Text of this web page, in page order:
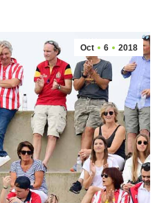
Oct 6 2018